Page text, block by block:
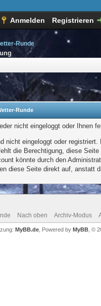
Anmelden Registrieren
Runde
Runde
nicht eingeloggt oder Ihnen
nicht eingeloggt oder
fehlt die Berechtigung, diese
könnte durch den
diese Seite direkt auf, anstatt
Nach oben Archiv-Modus
MyBB.de, Powered by MyBB, ©